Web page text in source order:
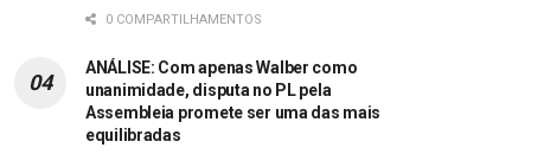
0 COMPARTILHAMENTOS
ANÁLISE: Com apenas Walber como
unanimidade, disputa no PL pela
Assembleia promete ser uma das mais
equilibradas